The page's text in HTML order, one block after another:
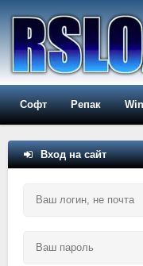
Софт Репак
Вход на сайт